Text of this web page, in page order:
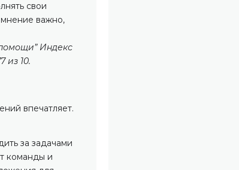
свои
мнение важно,
Индекс
из 10.
впечатляет.
за задачами
команды и